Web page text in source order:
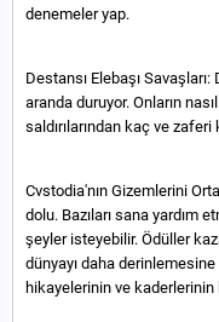
denemeler yap.
Destansı Elebaşı
aranda duruyor. Onların
saldırılarından kaç ve zaferi
Cvstodia'nın Gizemlerini
dolu. Bazıları sana yardım
şeyler isteyebilir. Ödüller
dünyayı daha
hikayelerinin ve